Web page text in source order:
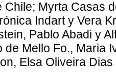
Chile; Myrta Casas
Indart y Vera
Pablo Abadi y
de Mello Fo., Maria
Elsa Oliveira